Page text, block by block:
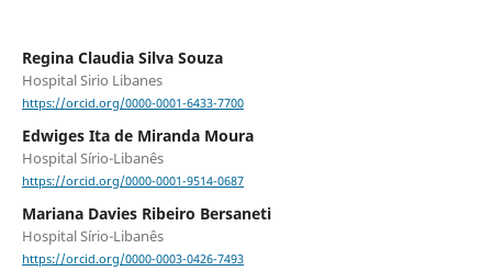
Regina Claudia Silva Souza
Hospital Sirio Libanes
https://orcid.org/0000-0001-6433-7700
Edwiges Ita de Miranda Moura
Hospital Sírio-Libanês
https://orcid.org/0000-0001-9514-0687
Mariana Davies Ribeiro Bersaneti
Hospital Sírio-Libanês
https://orcid.org/0000-0003-0426-7493